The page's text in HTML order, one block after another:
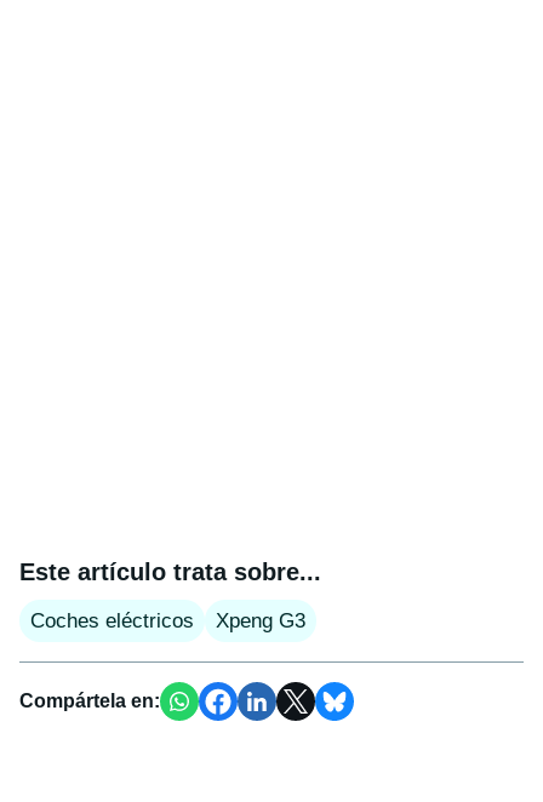
Este artículo trata sobre...
Coches eléctricos Xpeng G3
Compártela en: